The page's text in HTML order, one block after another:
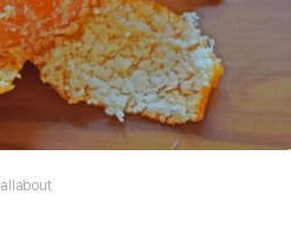
allabout